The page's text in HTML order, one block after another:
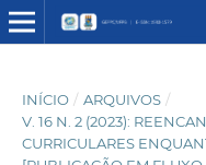
INÍCIO / ARQUIVOS /
V. 16 N. 2 (2023):
CURRICULARES